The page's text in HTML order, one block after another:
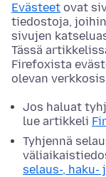
Evästeet ovat
tiedostoja,
sivujen
Tässä
Firefoxista
olevan
Jos haluat
lue artikkeli
Tyhjennä
selaus-,